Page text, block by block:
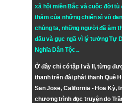
xã hội miền Bắc và cuộc đời tù
thảm của những chiến sĩ vô
chúng ta, những người đã âm
đấu và gục ngã vì lý tưởngTự
Nghĩa Dân Tộc...
Ở đây chỉ có tập I và II, từng
thanh trên đài phát thanh Quê
San Jose, California - Hoa Kỳ,
chương trình đọc truyện do